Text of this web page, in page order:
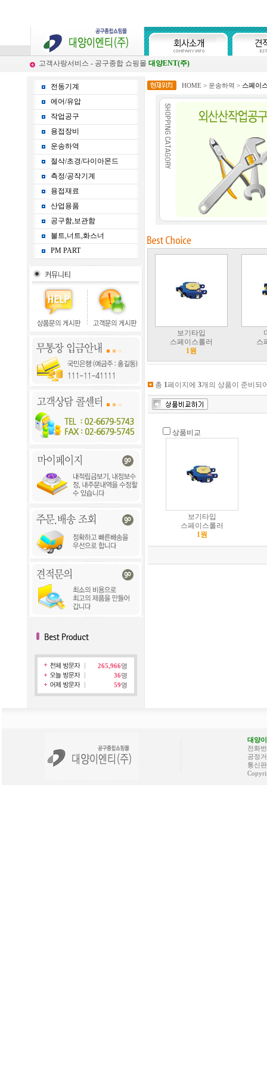
고객사랑서비스 - 공구종합 쇼핑몰 대양ENT(주)
전동기계
에어/유압
작업공구
용접장비
운송하역
절삭/초경/다이아몬드
측정/공작기계
용접재료
산업용품
공구함,보관함
볼트,너트,화스너
PM PART
265,966명
36명
59명
HOME > 운송하역 > 스페이
보기타입
스페이스롤러
1원
스
총 1페이지에 3개의 상품이 준비되
상품비교
보기타입
스페이스롤러
1원
대양
전화
공정
통신